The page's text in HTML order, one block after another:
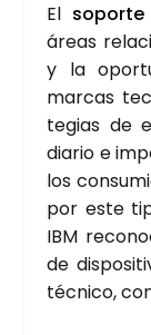
El
áreas
y la
mar­cas
te­gias de
dia­rio e
los
por este
IBM
de
téc­ni­co,